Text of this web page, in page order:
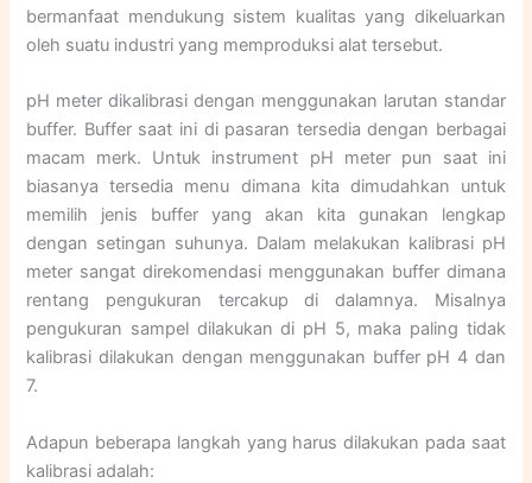
bermanfaat mendukung sistem kualitas yang dikeluarkan
oleh suatu industri yang memproduksi alat tersebut.
pH meter dikalibrasi dengan menggunakan larutan standar
buffer. Buffer saat ini di pasaran tersedia dengan berbagai
macam merk. Untuk instrument pH meter pun saat ini
biasanya tersedia menu dimana kita dimudahkan untuk
memilih jenis buffer yang akan kita gunakan lengkap
dengan setingan suhunya. Dalam melakukan kalibrasi pH
meter sangat direkomendasi menggunakan buffer dimana
rentang pengukuran tercakup di dalamnya. Misalnya
pengukuran sampel dilakukan di pH 5, maka paling tidak
kalibrasi dilakukan dengan menggunakan buffer pH 4 dan
7.
Adapun beberapa langkah yang harus dilakukan pada saat
kalibrasi adalah: